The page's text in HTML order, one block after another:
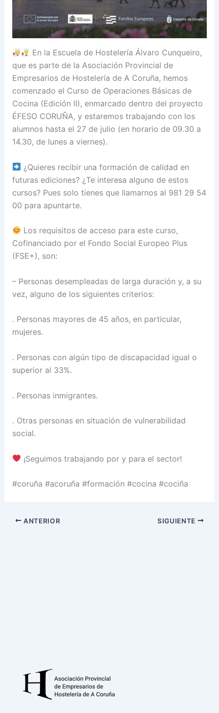
En la Escuela de Hostelería Álvaro Cunqueiro,
que es parte de la Asociación Provincial de
Empresarios de Hostelería de A Coruña, hemos
comenzado el Curso de Operaciones Básicas de
Cocina (Edición II), enmarcado dentro del proyecto
ÉFESO CORUÑA, y estaremos trabajando con los
alumnos hasta el 27 de julio (en horario de 09.30 a
14.30, de lunes a viernes).
¿Quieres recibir una formación de calidad en
futuras ediciones? ¿Te interesa alguno de estos
cursos? Pues solo tienes que llamarnos al 981 29 54
00 para apuntarte.
Los requisitos de acceso para este curso,
Cofinanciado por el Fondo Social Europeo Plus
(FSE+), son:
– Personas desempleadas de larga duración y, a su
vez, alguno de los siguientes criterios:
. Personas mayores de 45 años, en particular,
mujeres.
. Personas con algún tipo de discapacidad igual o
superior al 33%.
. Personas inmigrantes.
. Otras personas en situación de vulnerabilidad
social.
¡Seguimos trabajando por y para el sector!
#coruña #acoruña #formación #cocina #cociña
ANTERIOR SIGUIENTE